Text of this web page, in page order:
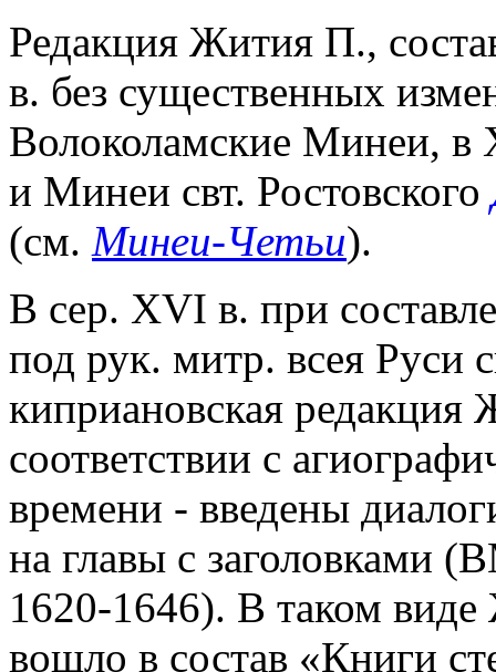
Редакция Жития П.,
в. без существенных
Волоколамские Минеи,
и Минеи свт. Ростовского
(см. Минеи-Четьи).
В сер. XVI в. при
под рук. митр. всея Руси
киприановская
соответствии с
времени - введены
на главы с заголовками
1620-1646). В таком
вошло в состав «Книги